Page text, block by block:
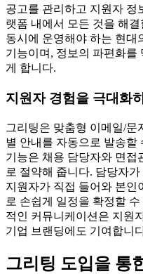
공고를 관리하고 지원자 정
랫폼 내에서 모든 것을 해
동시에 운영해야 하는 현대
기능이며, 정보의 파편화를
게 합니다.
지원자 경험을 극대화
그리팅은 맞춤형 이메일/문
별 안내를 자동으로 발송할
기능은 채용 담당자와 면접
로 절약해 줍니다. 담당자
지원자가 직접 들어와 본인
로 손쉽게 일정을 확정할
적인 커뮤니케이션은 지원
기업 브랜딩에도 기여합니
그리팅 도입을 통